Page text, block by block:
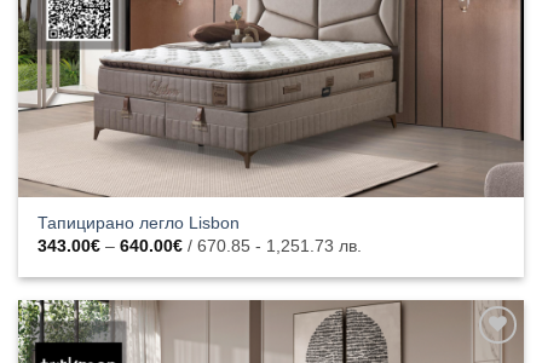
Тапицирано легло Lisbon
343.00€ – 640.00€Price
343.00€
/ 670.85 - 1,251.73 лв.